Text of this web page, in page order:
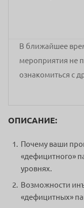
В ближайшее
мероприятия не
ознакомиться с
ОПИСАНИЕ:
Почему ваши
«дефицитного»
уровнях.
Возможности
«дефицитных»